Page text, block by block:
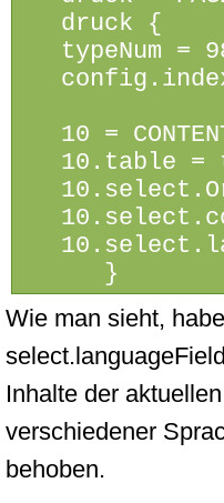
druck {
typeNum =
10 =
10.table =
}
Wie man sieht,
Inhalte der
verschiedener
behoben.